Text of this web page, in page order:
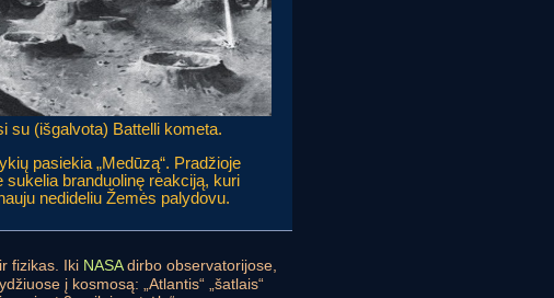
su (išgalvota) Battelli kometa.
pasiekia „Medūzą“. Pradžioje
branduolinę reakciją, kuri
nedideliu Žemės palydovu.
fizikas. Iki NASAdirbo observatorijose,
į kosmosą: „Atlantis“ „šatlais“